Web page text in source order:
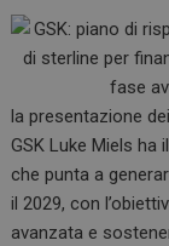
la presentazione
GSK Luke Miels
che punta a
il 2029, con
avanzata e